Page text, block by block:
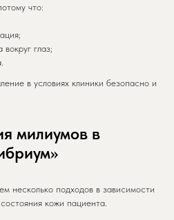
что:
глаз;
в условиях клиники безопасно и
милиумов в
несколько подходов в зависимости
кожи пациента.